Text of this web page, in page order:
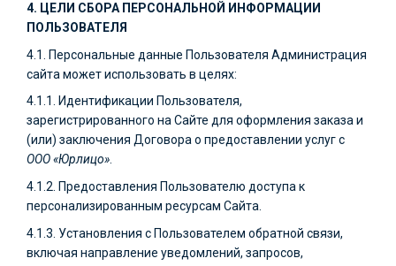
4. ЦЕЛИ СБОРА ПЕРСОНАЛЬНОЙ ИНФОРМАЦИИ
ПОЛЬЗОВАТЕЛЯ
4.1. Персональные данные Пользователя Администрация
сайта может использовать в целях:
4.1.1. Идентификации Пользователя,
зарегистрированного на Сайте для оформления заказа и
(или) заключения Договора о предоставлении услуг с
ООО«Юрлицо».
4.1.2. Предоставления Пользователю доступа к
персонализированным ресурсам Сайта.
4.1.3. Установления с Пользователем обратной связи,
включая направление уведомлений, запросов,